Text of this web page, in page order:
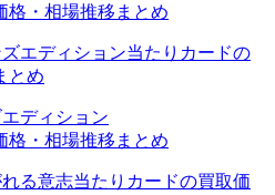
格・相場推移まとめ
エディション
格・相場推移まとめ